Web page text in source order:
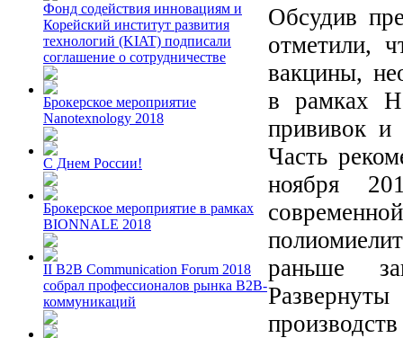
Фонд содействия инновациям и
Корейский институт развития
технологий (KIAT) подписали
соглашение о сотрудничестве
Брокерское мероприятие
Nanotexnology 2018
С Днем России!
Брокерское мероприятие в рамках
BIONNALE 2018
II B2B Communication Forum 2018
собрал профессионалов рынка B2B-
коммуникаций
Обсудив
отметили,
вакцины,
в рамках
прививок и
Часть
ноября
раньше